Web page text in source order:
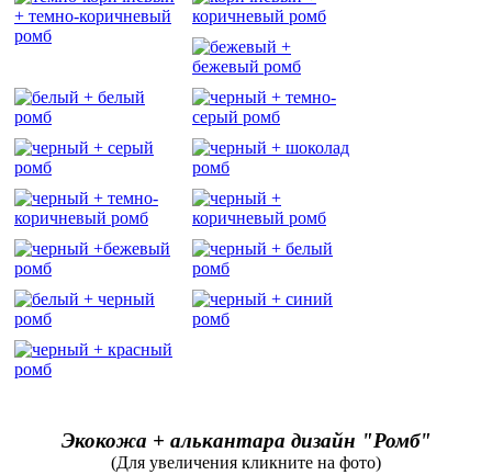
Экокожа + алькантара дизайн "Ромб"
(Для увеличения кликните на фото)